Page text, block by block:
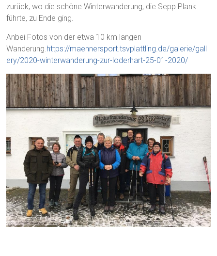
zurück, wo die schöne Winterwanderung, die Sepp Plank
führte, zu Ende ging.
Anbei Fotos von der etwa 10 km langen
Wanderung.https://maennersport.tsvplattling.de/galerie/gall
ery/2020-winterwanderung-zur-loderhart-25-01-2020/